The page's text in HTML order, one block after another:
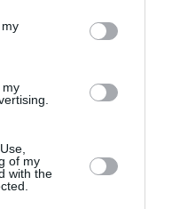
my
of my
with the
?
un don !